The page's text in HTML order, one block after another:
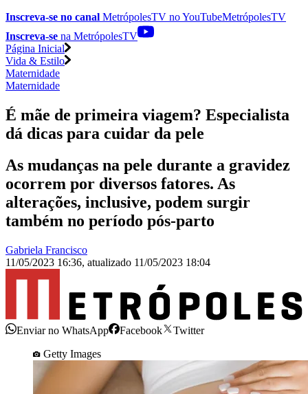
Inscreva-se no canal MetrópolesTV noYouTubeMetrópolesTV
Inscreva-se na MetrópolesTV
Página Inicial
Vida & Estilo
Maternidade
Maternidade
É mãe de primeira viagem? Especialista
dá dicas para cuidar da pele
As mudanças na pele durante a gravidez
ocorrem por diversos fatores. As
alterações, inclusive, podem surgir
também no período pós-parto
Gabriela Francisco
11/05/2023 16:36, atualizado 11/05/2023 18:04
Enviar no WhatsApp Facebook
Twitter
Getty Images